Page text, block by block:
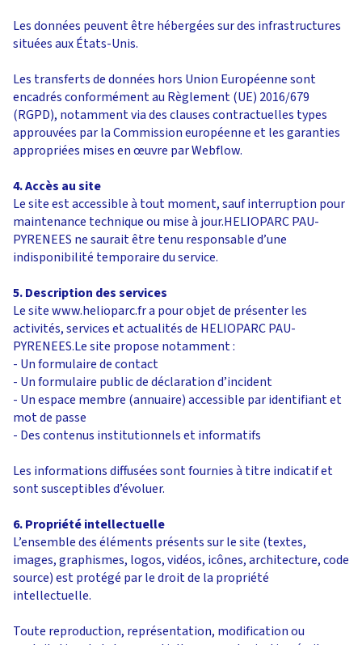
Les données peuvent être hébergées sur des infrastructures
situées aux États-Unis.
Les transferts de données hors Union Européenne sont
encadrés conformément au Règlement (UE) 2016/679
(RGPD), notamment via des clauses contractuelles types
approuvées par la Commission européenne et les garanties
appropriées mises en œuvre par Webflow.
4. Accès au site
Le site est accessible à tout moment, sauf interruption pour
maintenance technique ou mise à jour.HELIOPARC PAU-
PYRENEES ne saurait être tenu responsable d’une
indisponibilité temporaire du service.
5. Description des services
Le site www.helioparc.fr a pour objet de présenter les
activités, services et actualités de HELIOPARC PAU-
PYRENEES.Le site propose notamment :
- Un formulaire de contact
- Un formulaire public de déclaration d’incident
- Un espace membre (annuaire) accessible par identifiant et
mot de passe
- Des contenus institutionnels et informatifs
Les informations diffusées sont fournies à titre indicatif et
sont susceptibles d’évoluer.
6. Propriété intellectuelle
L’ensemble des éléments présents sur le site (textes,
images, graphismes, logos, vidéos, icônes, architecture, code
source) est protégé par le droit de la propriété
intellectuelle.
Toute reproduction, représentation, modification ou